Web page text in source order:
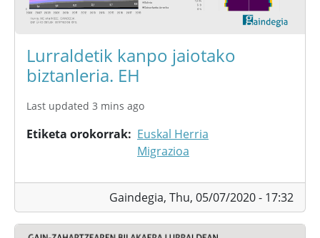
Lurraldetik kanpo jaiotako
biztanleria. EH
Last updated 3 mins ago
Etiketa orokorrak
Euskal Herria
Migrazioa
Gaindegia, Thu, 05/07/2020 - 17:32